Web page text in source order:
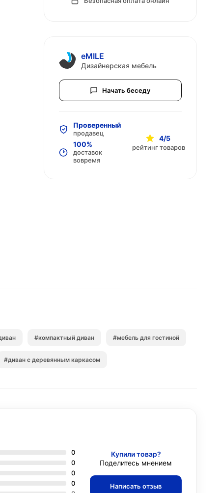
eMILE
Дизайнерская мебель
Начать беседу
Проверенный
продавец
100%
доставок
вовремя
4/5
рейтинг товаров
#компактный диван #мебель для гостиной
#диван с деревянным каркасом
0
0
0
0
Купили товар?
Поделитесь мнением
Написать отзыв